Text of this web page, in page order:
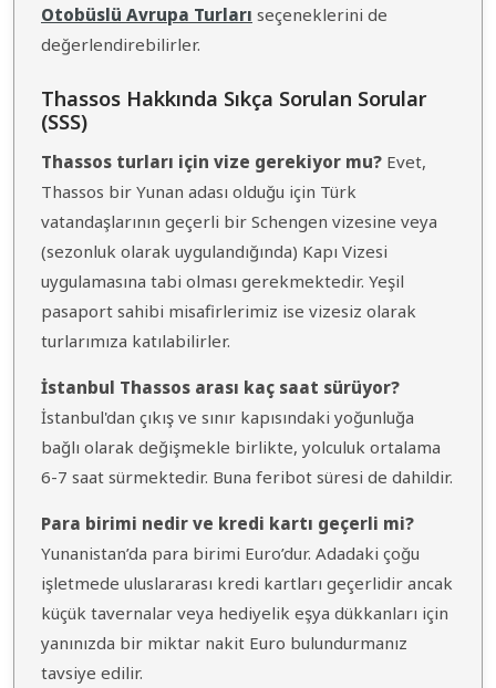
Otobüslü Avrupa Turları seçeneklerini de
değerlendirebilirler.
Thassos Hakkında Sıkça Sorulan Sorular
(SSS)
Thassos turları için vize gerekiyor mu? Evet,
Thassos bir Yunan adası olduğu için Türk
vatandaşlarının geçerli bir Schengen vizesine veya
(sezonluk olarak uygulandığında) Kapı Vizesi
uygulamasına tabi olması gerekmektedir. Yeşil
pasaport sahibi misafirlerimiz ise vizesiz olarak
turlarımıza katılabilirler.
İstanbul Thassos arası kaç saat sürüyor?
İstanbul'dan çıkış ve sınır kapısındaki yoğunluğa
bağlı olarak değişmekle birlikte, yolculuk ortalama
6-7 saat sürmektedir. Buna feribot süresi de dahildir.
Para birimi nedir ve kredi kartı geçerli mi?
Yunanistan’da para birimi Euro’dur. Adadaki çoğu
işletmede uluslararası kredi kartları geçerlidir ancak
küçük tavernalar veya hediyelik eşya dükkanları için
yanınızda bir miktar nakit Euro bulundurmanız
tavsiye edilir.